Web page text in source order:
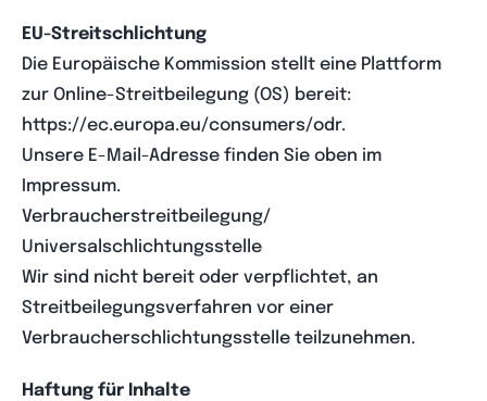
EU-Streitschlichtung
Die Europäische Kommission stellt eine Plattform
zur Online-Streitbeilegung (OS) bereit:
https://ec.europa.eu/consumers/odr.
Unsere E-Mail-Adresse finden Sie oben im
Impressum.
Verbraucherstreitbeilegung/
Universalschlichtungsstelle
Wir sind nicht bereit oder verpflichtet, an
Streitbeilegungsverfahren vor einer
Verbraucherschlichtungsstelle teilzunehmen.
Haftung für Inhalte